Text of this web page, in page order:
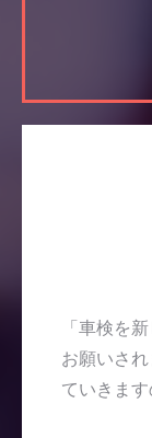
「車検を
お願いさ
ていきま